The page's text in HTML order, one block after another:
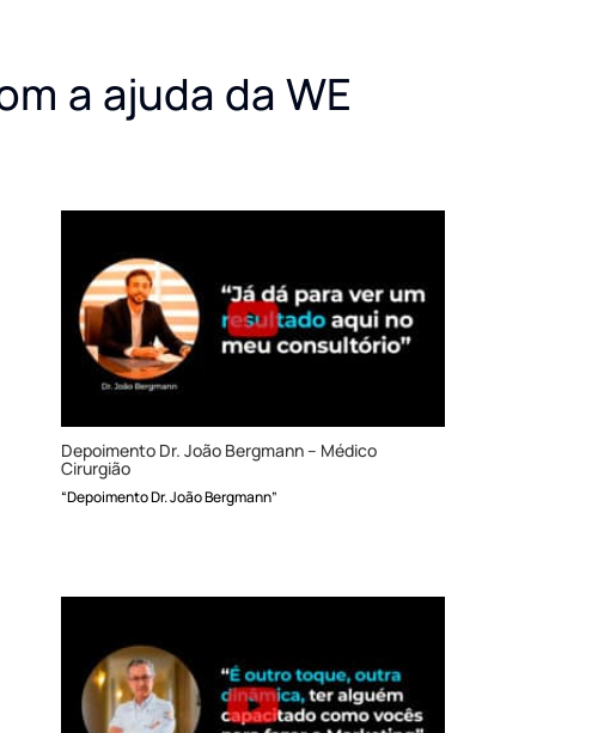
a ajuda da WE
Depoimento Dr. João Bergmann – Médico
Cirurgião
“Depoimento Dr. João Bergmann”